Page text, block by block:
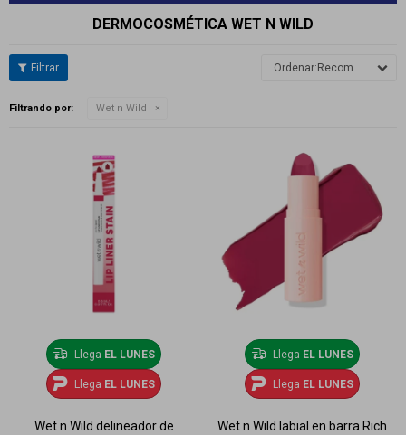
DERMOCOSMÉTICA WET N WILD
Recomendados
Filtrando por: Wet n Wild
Llega EL LUNES
Llega EL LUNES
Wet n Wild delineador de
Llega EL LUNES
Llega EL LUNES
Wet n Wild labial en barra Rich